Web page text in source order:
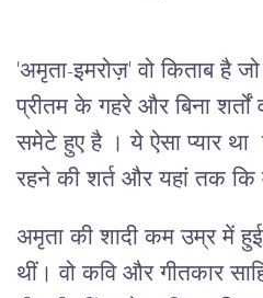
'अमृता-इमरोज़' वो किताब है
प्रीतम के गहरे और बिना शर्तों
समेटे हुए है । ये ऐसा प्यार
रहने की शर्त और यहां तक कि
अमृता की शादी कम उम्र में हुई
थीं। वो कवि और गीतकार